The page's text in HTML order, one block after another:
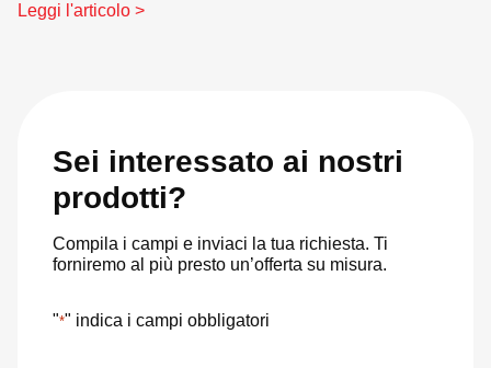
Leggi l'articolo >
Sei interessato ai nostri
prodotti?
Compila i campi e inviaci la tua richiesta. Ti
forniremo al più presto un’offerta su misura.
"*" indica i campi obbligatori